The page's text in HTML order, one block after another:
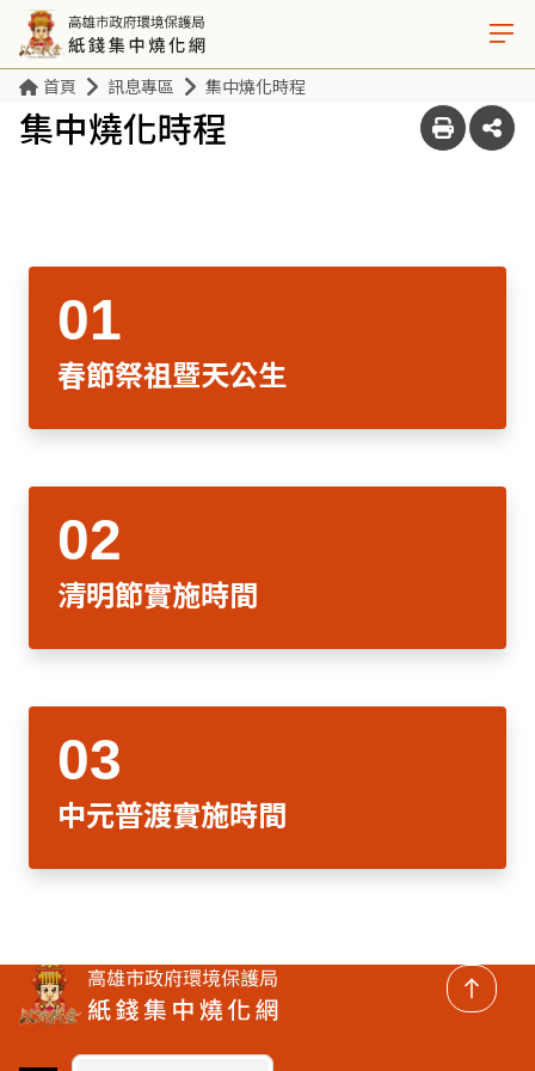
首頁 訊息專區 集中燒化時程
集中燒化時程
春節祭祖暨天公生
清明節實施時間
中元普渡實施時間
回頂